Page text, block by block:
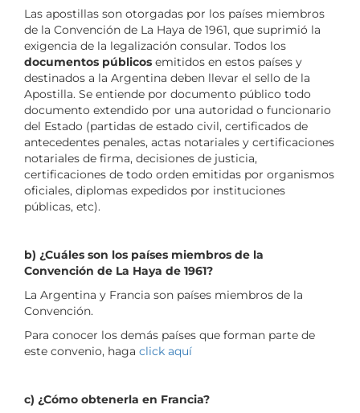
Las apostillas son otorgadas por los países miembros
de la Convención de La Haya de 1961, que suprimió la
exigencia de la legalización consular. Todos los
documentos públicos emitidos en estos países y
destinados a la Argentina deben llevar el sello de la
Apostilla. Se entiende por documento público todo
documento extendido por una autoridad o funcionario
del Estado (partidas de estado civil, certificados de
antecedentes penales, actas notariales y certificaciones
notariales de firma, decisiones de justicia,
certificaciones de todo orden emitidas por organismos
oficiales, diplomas expedidos por instituciones
públicas, etc).
b) ¿Cuáles son los países miembros de la
Convención de La Haya de 1961?
La Argentina y Francia son países miembros de la
Convención.
Para conocer los demás países que forman parte de
este convenio, haga click aquí
c) ¿Cómo obtenerla en Francia?